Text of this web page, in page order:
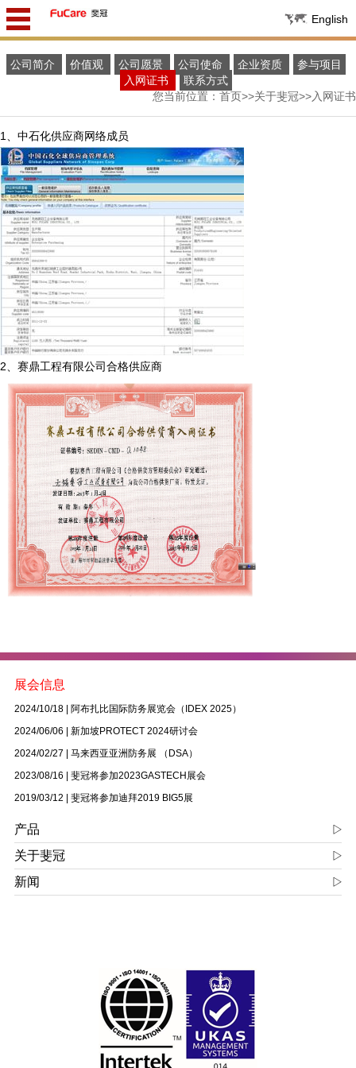
English
公司简介 价值观 公司愿景 公司使命 企业资质
参与项目
入网证书
联系方式
您当前位置： 首页>>关于斐冠>>入网证书
1、中石化供应商网络成员
2、赛鼎工程有限公司合格供应商
展会信息
2024/10/18| 阿布扎比国际防务展览会（IDEX 2025）
2024/06/06
新加坡PROTECT 2024研讨会
2024/02/27
马来西亚亚洲防务展 （DSA）
2023/08/16
斐冠将参加2023GASTECH展会
2019/03/12
斐冠将参加迪拜2019 BIG5展
产品
关于斐冠
新闻